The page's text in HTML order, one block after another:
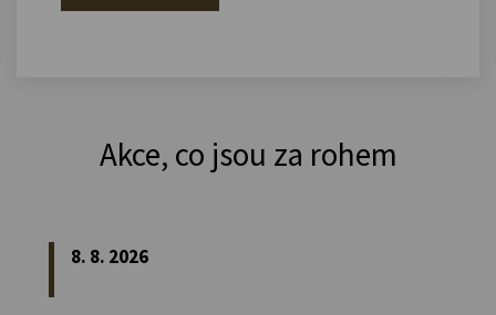
Akce, co jsou za rohem
8. 8. 2026